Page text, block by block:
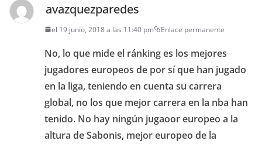
avazquezparedes
el 19 junio, 2018 a las 11:40 pm Enlace permanente
No, lo que mide el ránking es los mejores
jugadores europeos de por sí que han jugado
en la liga, teniendo en cuenta su carrera
global, no los que mejor carrera en la nba han
tenido. No hay ningún jugaoor europeo a la
altura de Sabonis, mejor europeo de la